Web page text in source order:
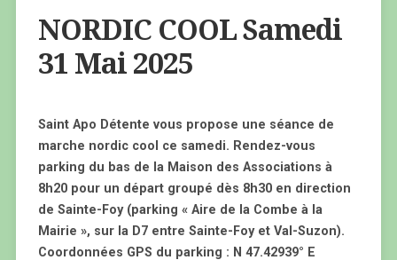
NORDIC COOL Samedi
31 Mai 2025
Saint Apo Détente vous propose une séance de
marche nordic cool ce samedi. Rendez-vous
parking du bas de la Maison des Associations à
8h20 pour un départ groupé dès 8h30 en direction
de Sainte-Foy (parking « Aire de la Combe à la
Mairie », sur la D7 entre Sainte-Foy et Val-Suzon).
Coordonnées GPS du parking : N 47.42939° E